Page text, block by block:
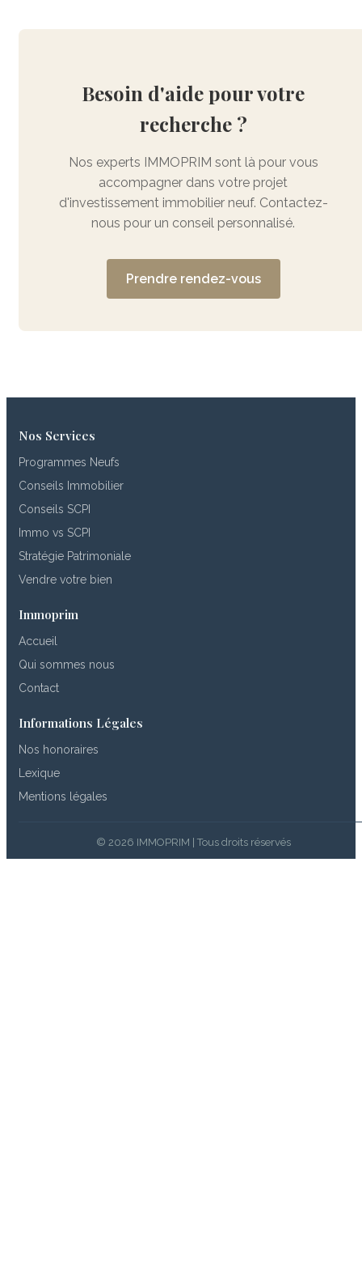
Besoin d'aide pour votre
recherche ?
Nos experts IMMOPRIM sont là pour vous
accompagner dans votre projet
d'investissement immobilier neuf. Contactez-
nous pour un conseil personnalisé.
Prendre rendez-vous
Nos Services
Programmes Neufs
Conseils Immobilier
Conseils SCPI
Immo vs SCPI
Stratégie Patrimoniale
Vendre votre bien
Immoprim
Accueil
Qui sommes nous
Contact
Informations Légales
Nos honoraires
Lexique
Mentions légales
© 2026 IMMOPRIM | Tous droits réservés